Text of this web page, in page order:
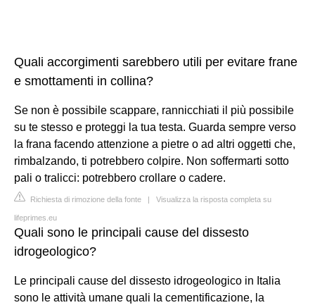
Quali accorgimenti sarebbero utili per evitare frane
e smottamenti in collina?
Se non è possibile scappare, rannicchiati il più possibile
su te stesso e proteggi la tua testa. Guarda sempre verso
la frana facendo attenzione a pietre o ad altri oggetti che,
rimbalzando, ti potrebbero colpire. Non soffermarti sotto
pali o tralicci: potrebbero crollare o cadere.
Richiesta di rimozione della fonte | Visualizza la risposta completa su
lifeprimes.eu
Quali sono le principali cause del dissesto
idrogeologico?
Le principali cause del dissesto idrogeologico in Italia
sono le attività umane quali la cementificazione, la